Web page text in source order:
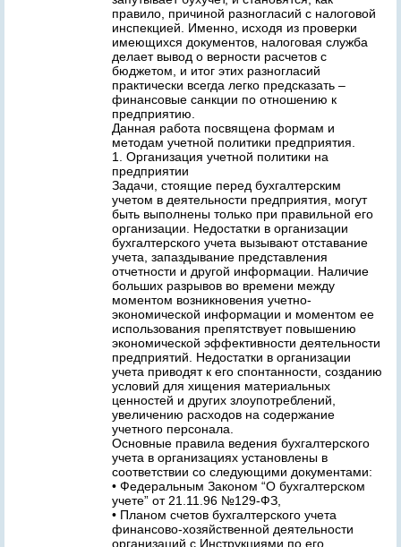
правило, причиной разногласий с налоговой
инспекцией. Именно, исходя из проверки
имеющихся документов, налоговая служба
делает вывод о верности расчетов с
бюджетом, и итог этих разногласий
практически всегда легко предсказать –
финансовые санкции по отношению к
предприятию.
Данная работа посвящена формам и
методам учетной политики предприятия.
1. Организация учетной политики на
предприятии
Задачи, стоящие перед бухгалтерским
учетом в деятельности предприятия, могут
быть выполнены только при правильной его
организации. Недостатки в организации
бухгалтерского учета вызывают отставание
учета, запаздывание представления
отчетности и другой информации. Наличие
больших разрывов во времени между
моментом возникновения учетно-
экономической информации и моментом ее
использования препятствует повышению
экономической эффективности деятельности
предприятий. Недостатки в организации
учета приводят к его спонтанности, созданию
условий для хищения материальных
ценностей и других злоупотреблений,
увеличению расходов на содержание
учетного персонала.
Основные правила ведения бухгалтерского
учета в организациях установлены в
соответствии со следующими документами:
• Федеральным Законом “О бухгалтерском
учете” от 21.11.96 №129-ФЗ,
• Планом счетов бухгалтерского учета
финансово-хозяйственной деятельности
организаций с Инструкциями по его